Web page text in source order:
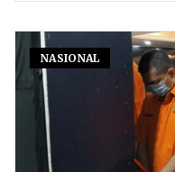
NASIONAL